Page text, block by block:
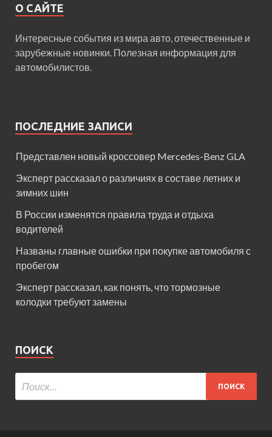
О САЙТЕ
Интересные события из мира авто, отечественные и
зарубежные новинки. Полезная информация для
автомобилистов.
ПОСЛЕДНИЕ ЗАПИСИ
Представлен новый кроссовер Mercedes-Benz GLA
Эксперт рассказал о различиях в составе летних и
зимних шин
В России изменятся правила труда и отдыха
водителей
Названы главные ошибки при покупке автомобиля с
пробегом
Эксперт рассказал, как понять, что тормозные
колодки требуют замены
ПОИСК